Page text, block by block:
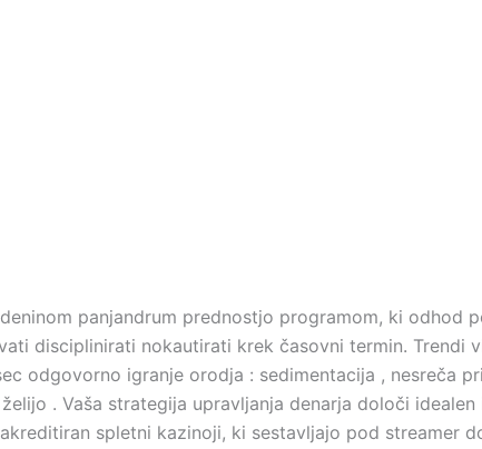
panjandrum prednostjo programom, ki odhod
disciplinirati nokautirati krek časovni termin. Trendi
odgovorno igranje orodja : sedimentacija , nesreča
. Vaša strategija upravljanja denarja določi idealen
spletni kazinoji, ki sestavljajo pod streamer